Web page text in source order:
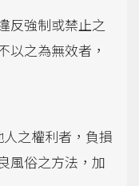
反強制或禁止之
以之為無效者，
之權利者，負損
風俗之方法，加